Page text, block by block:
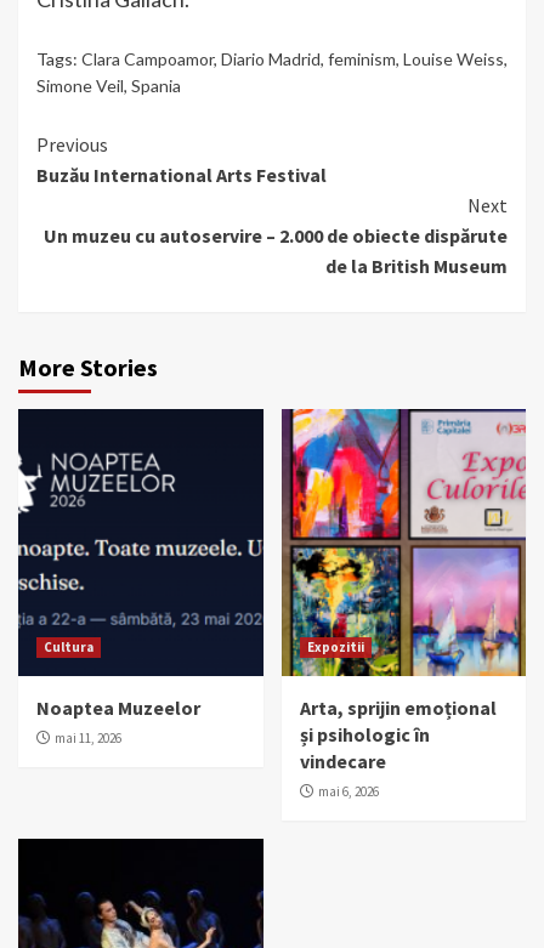
Tags: Clara Campoamor, Diario Madrid, feminism, Louise Weiss,
Simone Veil, Spania
Continue
Reading
Previous
Buzău International Arts Festival
Next
Un muzeu cu autoservire – 2.000 de obiecte dispărute
de la British Museum
More Stories
Cultura
Noaptea Muzeelor
mai 11, 2026
Expozitii
Arta, sprijin emoțional
și psihologic în
vindecare
mai 6, 2026